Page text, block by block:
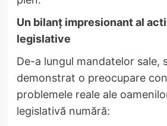
Un bilanț impresionant al
legislative
De-a lungul mandatelor sale,
demonstrat o preocupare
problemele reale ale
legislativă numără: